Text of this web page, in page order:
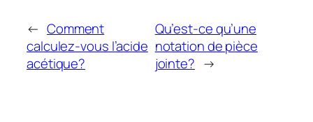
← Comment
calculez-vous l’acide
acétique?
Qu’est-ce qu’une
notation de pièce
jointe? →